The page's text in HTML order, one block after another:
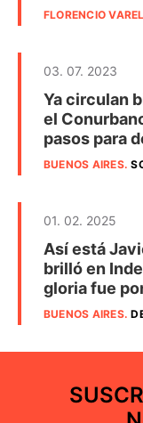
FLORENCIO
03. 07. 2023
Ya circulan
el
pasos para
BUENOS AIRES.
01. 02. 2025
Así está
brilló en
gloria fue
BUENOS AIRES.